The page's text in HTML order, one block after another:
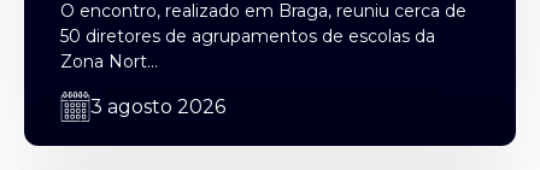
O encontro, realizado em Braga, reuniu cerca de
50 diretores de agrupamentos de escolas da
Zona Nort...
3 agosto 2026